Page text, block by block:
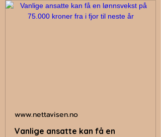
www.nettavisen.no
Vanlige ansatte kan få en